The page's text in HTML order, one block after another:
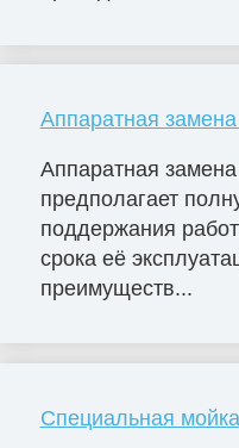
Аппаратная
Аппаратная
предполагает
поддержания
срока её
преимуществ...
Специальная